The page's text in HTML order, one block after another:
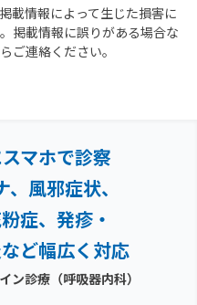
載情報によって生じた損害に
掲載情報に誤りがある場合な
ご連絡ください。
マホで診察
風邪症状、
症、 発疹・
ど幅広く対応
ン診療（呼吸器内科）